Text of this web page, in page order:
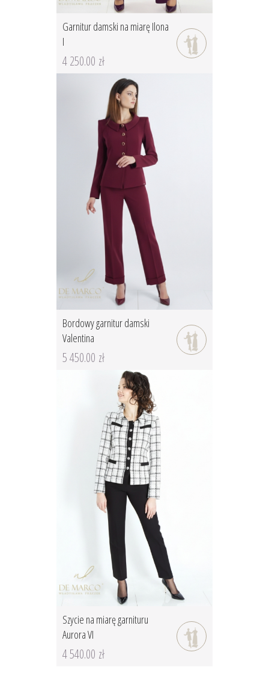
Garnitur damski na miarę Ilona
I
4 250.00 zł
Bordowy garnitur damski
Valentina
5 450.00 zł
Szycie na miarę garnituru
Aurora VI
4 540.00 zł